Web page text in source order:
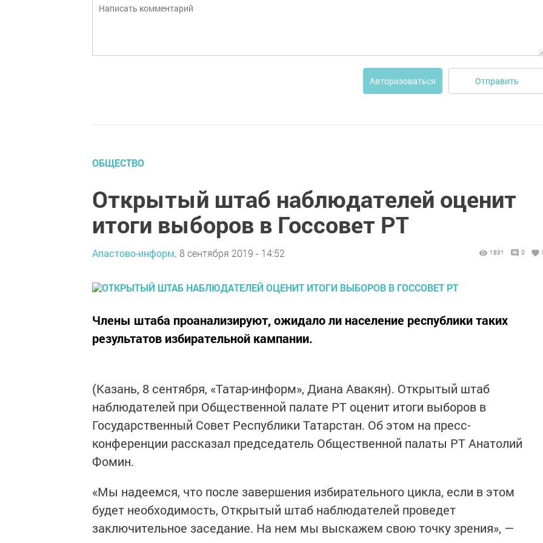
Авторизоваться Отправить
ОБЩЕСТВО
Открытый штаб наблюдателей оценит
итоги выборов в Госсовет РТ
Апастово-информ, 8 сентября 2019 - 14:52 1831 0
Члены штаба проанализируют, ожидало ли население республики таких
результатов избирательной кампании.
(Казань, 8 сентября, «Татар-информ», Диана Авакян). Открытый штаб
наблюдателей при Общественной палате РТ оценит итоги выборов в
Государственный Совет Республики Татарстан. Об этом на пресс-
конференции рассказал председатель Общественной палаты РТ Анатолий
Фомин.
«Мы надеемся, что после завершения избирательного цикла, если в этом
будет необходимость, Открытый штаб наблюдателей проведет
заключительное заседание. На нем мы выскажем свою точку зрения», —